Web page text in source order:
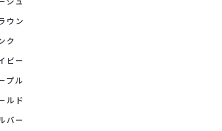
ウン
ク
ビー
プル
ルド
バー